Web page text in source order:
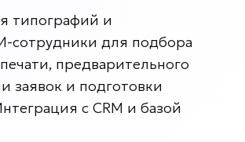
типографий и
сотрудники для подбора
предварительного
заявок и подготовки
с CRM и базой